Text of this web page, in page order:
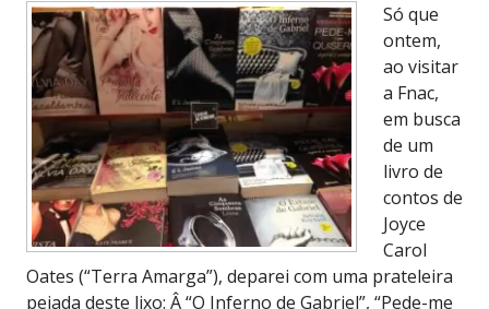
Só que
ontem,
ao visitar
a Fnac,
em busca
de um
livro de
contos de
Joyce
Carol
Oates (“Terra Amarga”), deparei com uma prateleira
pejada deste lixo: Â “O Inferno de Gabriel”, “Pede-me